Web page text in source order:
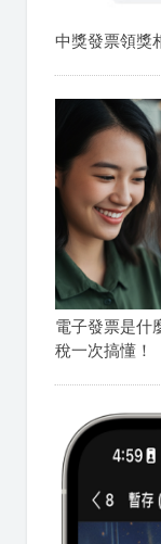
中獎發票領獎
電子發票是什
稅一次搞懂！